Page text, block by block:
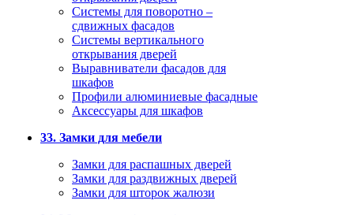
Системы для поворотно –
сдвижных фасадов
Системы вертикального
открывания дверей
Выравниватели фасадов для
шкафов
Профили алюминиевые фасадные
Аксессуары для шкафов
33. Замки для мебели
Замки для распашных дверей
Замки для раздвижных дверей
Замки для шторок жалюзи